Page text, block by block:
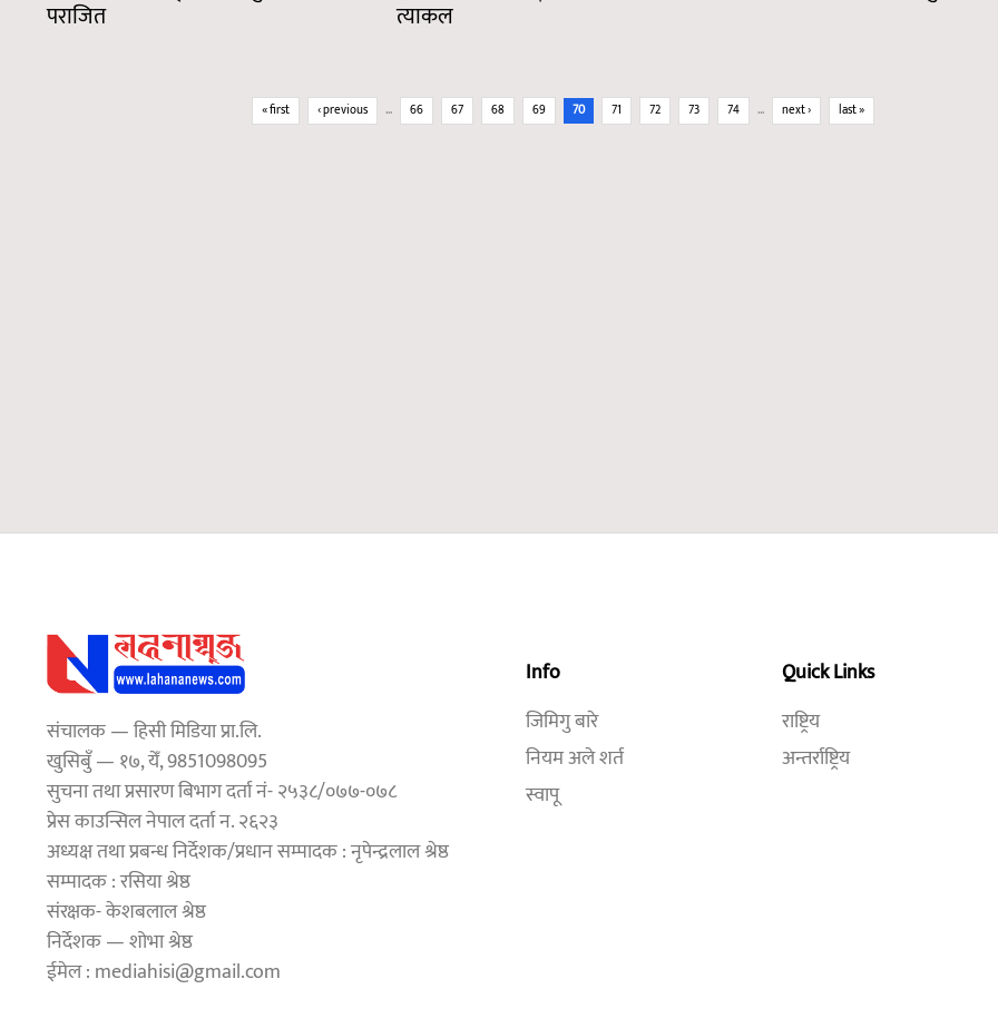
पराजित त्याकल
« first ‹ previous … 66 67 68 69 70 71 72 73 74 … next › last »
संचालक — हिसी मिडिया प्रा.लि.
खुसिबुँ — १७, येँ, 9851098095
सुचना तथा प्रसारण बिभाग दर्ता नं- २५३८/०७७-०७८
प्रेस काउन्सिल नेपाल दर्ता न. २६२३
अध्यक्ष तथा प्रबन्ध निर्देशक/प्रधान सम्पादक : नृपेन्द्रलाल श्रेष्ठ
सम्पादक : रसिया श्रेष्ठ
संरक्षक- केशबलाल श्रेष्ठ
निर्देशक — शोभा श्रेष्ठ
ईमेल : mediahisi@gmail.com
Info
जिमिगु बारे
नियम अले शर्त
स्वापू
Quick Links
राष्ट्रिय
अन्तर्राष्ट्रिय